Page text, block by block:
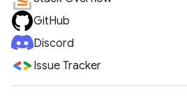
GitHub
Discord
Issue Tracker